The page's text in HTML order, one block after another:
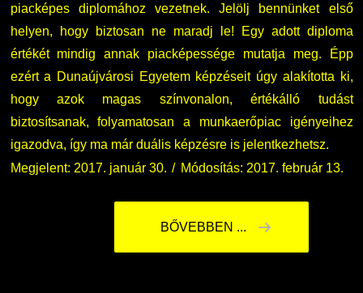
GY.I.K.
DUE Hallgatói laptop használati segédlet
Kerpely Antal Szakkollégium KASZK
Online Studium
Képzési Életpályamodell
Atomerőművi Képzési Bázis
piacképes diplomához vezetnek. Jelölj bennünket első
helyen, hogy biztosan ne maradj le! Egy adott diploma
értékét mindig annak piacképessége mutatja meg. Épp
ezért a Dunaújvárosi Egyetem képzéseit úgy alakította ki,
hogy azok magas színvonalon, értékálló tudást
biztosítsanak, folyamatosan a munkaerőpiac igényeihez
igazodva, így ma már duális képzésre is jelentkezhetsz.
Megjelent: 2017. január 30.
Módosítás: 2017. február 13.
BŐVEBBEN ...